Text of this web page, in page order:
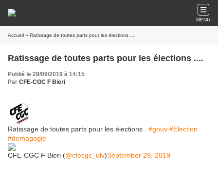
MENU
Accueil » Ratissage de toutes parts pour les élections ....
Ratissage de toutes parts pour les élections ....
Publié le 29/09/2019 à 14:15
Par CFE-CGC F Bieri
Ratissage de toutes parts pour les élections . #gouv #Election
#demagogie
CFE-CGC F Bieri (@cfecgc_ulv)September 29, 2019